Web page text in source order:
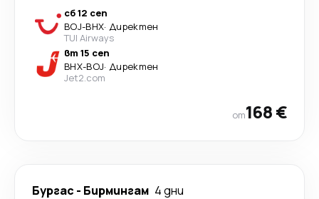
сб 12 сеп
BOJ-BHX· Директен
TUI Airways
вт 15 сеп
BHX-BOJ· Директен
Jet2.com
от168 €
Бургас - Бирмингам 4 дни